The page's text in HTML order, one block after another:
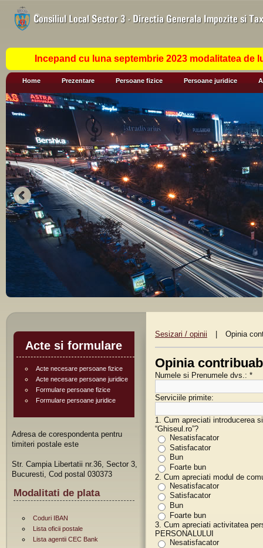
Incepand cu luna septembrie 2023 modalitatea
Home Prezentare Persoane fizice Persoane juridice
Acte si formulare
Acte necesare persoane fizice
Acte necesare persoane juridice
Formulare persoane fizice
Formulare persoane juridice
Adresa de corespondenta pentru
timiteri postale este
Str. Campia Libertatii nr.36, Sector 3,
Bucuresti, Cod postal 030373
Modalitati de plata
Coduri IBAN
Lista oficii postale
Lista agentii CEC Bank
Sesizari / opinii Opinia
Opinia
Numele si Prenumele dvs.: *
Serviciile primite:
1. Cum apreciati introducerea
“Ghiseul.ro”?
Nesatisfacator
Satisfacator
Bun
Foarte bun
2. Cum apreciati modul de
Nesatisfacator
Satisfacator
Bun
Foarte bun
3. Cum apreciati activitatea
PERSONALULUI
Nesatisfacator